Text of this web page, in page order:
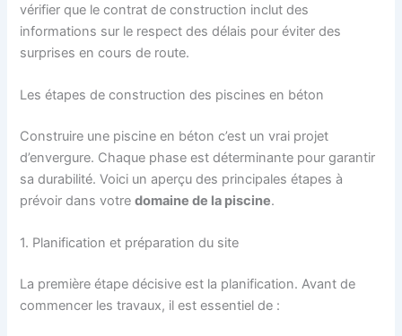
vérifier que le contrat de construction inclut des
informations sur le respect des délais pour éviter des
surprises en cours de route.
Les étapes de construction des piscines en béton
Construire une piscine en béton c’est un vrai projet
d’envergure. Chaque phase est déterminante pour garantir
sa durabilité. Voici un aperçu des principales étapes à
prévoir dans votredomaine de la piscine.
1. Planification et préparation du site
La première étape décisive est la planification. Avant de
commencer les travaux, il est essentiel de :